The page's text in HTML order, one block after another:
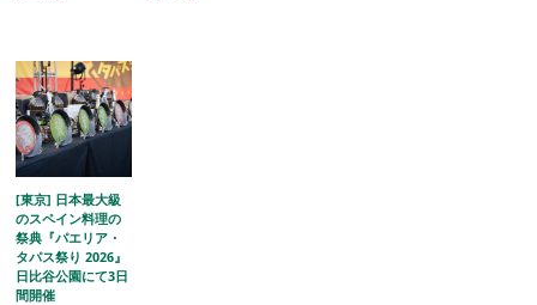
[東京] 日本最大級
のスペイン料理の
祭典『パエリア・
タパス祭り 2026』
日比谷公園にて3日
間開催